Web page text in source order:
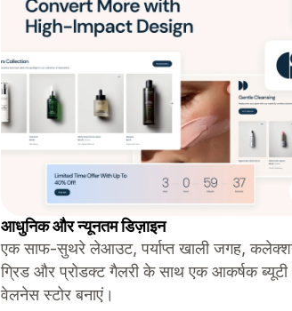
आधुनिक और न्यूनतम डिज़ाइन
एक साफ-सुथरे लेआउट, पर्याप्त खाली जगह,
ग्रिड और प्रोडक्ट गैलरी के साथ एक आकर्षक
वेलनेस स्टोर बनाएं।